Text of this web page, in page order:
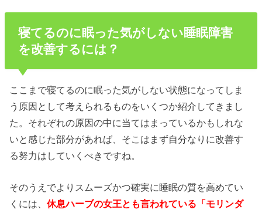
寝てるのに眠った気がしない睡眠障害
を改善するには？
ここまで寝てるのに眠った気がしない状態になってしま
う原因として考えられるものをいくつか紹介してきまし
た。それぞれの原因の中に当てはまっているかもしれな
いと感じた部分があれば、そこはまず自分なりに改善す
る努力はしていくべきですね。
そのうえでよりスムーズかつ確実に睡眠の質を高めてい
くには、休息ハーブの女王とも言われている「モリンダ